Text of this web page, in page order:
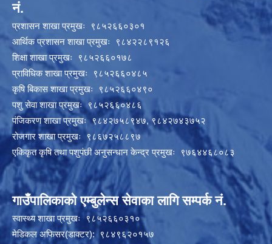
नं.
प्रशासन शाखा प्रमुखः ९८५२६६०३०१
आर्थिक प्रशासन शाखा प्रमुखः ९८४२२८९१२६
शिक्षा शाखा प्रमुखः ९८५२६६०१७८
प्राविधिक शाखा प्रमुखः ९८५२६६०४८५
कृषि बिकास शाखा प्रमुखः ९८५२६६०४९०
पशु सेवा शाखा प्रमुखः ९८५२६६०४८६
पंजिकरण शाखा प्रमुखः ९८४२७५८९४७, ९८४२७४३७५२
रोजगार शाखा प्रमुखः ९८६७२५८८९७
एकिकृत कृषि तथा पशुपंछी अनुसन्धान केन्द्र प्रमुखः ९७६४४६८०८३
गाउँपालिकाको एम्बुलेन्स सेवाका लागि सम्पर्क नं.
स्वास्थ्य शाखा प्रमुखः ९८५२६६०३१०
मेडिकल अफिसर(डाक्टर): ९८४९६२०१५७